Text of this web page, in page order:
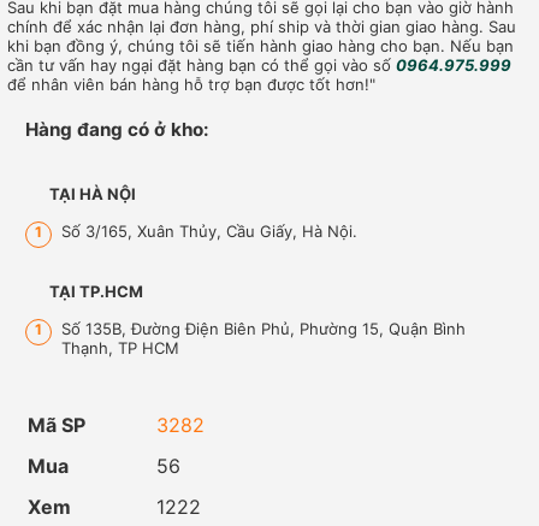
Sau khi bạn đặt mua hàng chúng tôi sẽ gọi lại cho bạn vào giờ hành
chính để xác nhận lại đơn hàng, phí ship và thời gian giao hàng. Sau
khi bạn đồng ý, chúng tôi sẽ tiến hành giao hàng cho bạn. Nếu bạn
cần tư vấn hay ngại đặt hàng bạn có thể gọi vào số 0964.975.999
để nhân viên bán hàng hỗ trợ bạn được tốt hơn!"
Hàng đang có ở kho:
TẠI HÀ NỘI
1 Số 3/165, Xuân Thủy, Cầu Giấy, Hà Nội.
TẠI TP.HCM
1
Số 135B, Đường Điện Biên Phủ, Phường 15, Quận Bình
Thạnh, TP HCM
Mã SP
3282
Mua
56
Xem
1222